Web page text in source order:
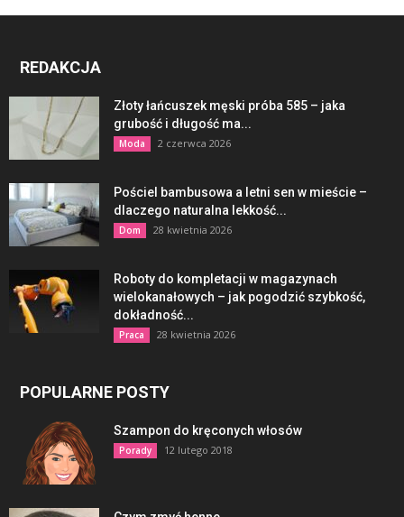
REDAKCJA
Złoty łańcuszek męski próba 585 – jaka
grubość i długość ma...
Moda 2 czerwca 2026
Pościel bambusowa a letni sen w mieście –
dlaczego naturalna lekkość...
Dom 28 kwietnia 2026
Roboty do kompletacji w magazynach
wielokanałowych – jak pogodzić szybkość,
dokładność...
Praca 28 kwietnia 2026
POPULARNE POSTY
Szampon do kręconych włosów
Porady 12 lutego 2018